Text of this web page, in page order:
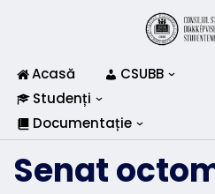
to
content
Acasă
CSUBB
Studenți
Documentație
Senat